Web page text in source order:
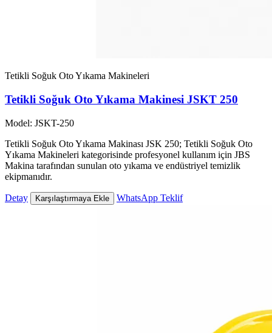
Tetikli Soğuk Oto Yıkama Makineleri
Tetikli Soğuk Oto Yıkama Makinesi JSKT 250
Model: JSKT-250
Tetikli Soğuk Oto Yıkama Makinası JSK 250; Tetikli Soğuk Oto
Yıkama Makineleri kategorisinde profesyonel kullanım için JBS
Makina tarafından sunulan oto yıkama ve endüstriyel temizlik
ekipmanıdır.
Detay Karşılaştırmaya Ekle WhatsApp Teklif